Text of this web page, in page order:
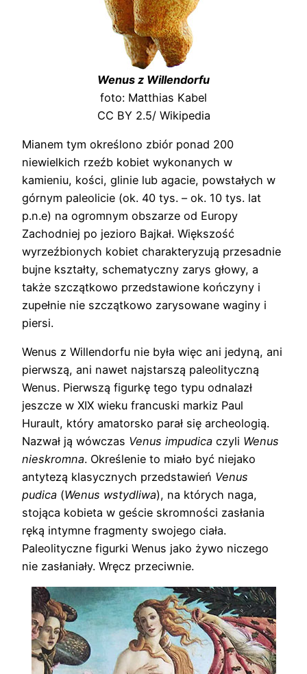
Wenus z Willendorfu
foto: Matthias Kabel
CC BY 2.5/ Wikipedia
Mianem tym określono zbiór ponad 200
niewielkich rzeźb kobiet wykonanych w
kamieniu, kości, glinie lub agacie, powstałych w
górnym paleolicie (ok. 40 tys. – ok. 10 tys. lat
p.n.e) na ogromnym obszarze od Europy
Zachodniej po jezioro Bajkał. Większość
wyrzeźbionych kobiet charakteryzują przesadnie
bujne kształty, schematyczny zarys głowy, a
także szczątkowo przedstawione kończyny i
zupełnie nie szczątkowo zarysowane waginy i
piersi.
Wenus z Willendorfu nie była więc ani jedyną, ani
pierwszą, ani nawet najstarszą paleolityczną
Wenus. Pierwszą figurkę tego typu odnalazł
jeszcze w XIX wieku francuski markiz Paul
Hurault, który amatorsko parał się archeologią.
Nazwał ją wówczas Venus impudica czyli Wenus
nieskromna. Określenie to miało być niejako
antytezą klasycznych przedstawień Venus
pudica (Wenus wstydliwa), na których naga,
stojąca kobieta w geście skromności zasłania
ręką intymne fragmenty swojego ciała.
Paleolityczne figurki Wenus jako żywo niczego
nie zasłaniały. Wręcz przeciwnie.